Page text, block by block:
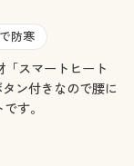
防寒
スマートヒート
ン付きなので腰に
す。